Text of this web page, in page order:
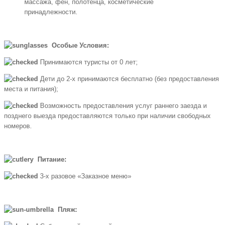
массажа, фен, полотенца, косметические
принадлежности.
Особые Условия:
Принимаются туристы от 0 лет;
Дети до 2-х принимаются бесплатно (без предоставления
места и питания);
Возможность предоставления услуг раннего заезда и
позднего выезда предоставляются только при наличии свободных
номеров.
Питание:
3-х разовое «Заказное меню»
Пляж: